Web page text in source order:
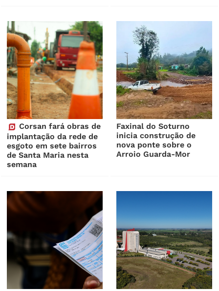
Corsan fará obras de
implantação da rede de
esgoto em sete bairros
de Santa Maria nesta
semana
Faxinal do Soturno
inicia construção de
nova ponte sobre o
Arroio Guarda-Mor